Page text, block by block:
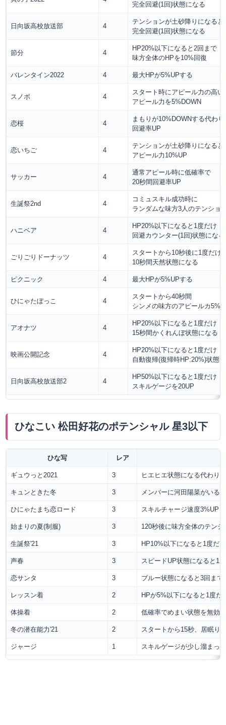
完全回避(1回)状態になる
日向坂高校放送部 4
テンションが土砂降りになると
完全回避(1回)状態になる
節分 4
HP20%以下になると2回まで
味方全体のHPを10%回復
バレンタイン2022 4 最大HPが5%UPする
スノボ 4
スタート時にアピール力の高い
アピール力を5%DOWN
恋桜 4
まもりが10%DOWNする代わり
回避率UP
恋いちご 4
テンションが土砂降りになると
アピール力10%UP
サッカー 4
通常アピール時に低確率で
20秒間回避率UP
生誕祭2nd 4
コミュスキル成功時に
ランダムな味方3人のテンショ
ハニベア 4
HP20%以下になると1度だけ
回避カウンター(1回)状態になる
ごりごりドーナッツ 4
スタートから10秒後に1度だけ
10秒間天然状態になる
ピクニック 4 最大HPが5%UPする
ひにゃたぼっこ 4
スタートから40秒間
シンメの味方のアピールカ
アオナツ 4
HP20%以下になると1度だけ
15秒間かくれんぼ状態になる
映画公開記念 4
HP20%以下になると1度だけ
自動復帰(復帰時HP:20%)状態
日向坂高校放送部2 4
HP50%以下になると1度だけ
スキルゲージを20UP
ひなこい 松田好花のポテンシャル 星3以下
ひな写 レア
ギュウっと2021 3 ヒエヒエ状態になる代わり
キュンときた冬 3 メンバーに河田陽菜がいる
ひにゃたまち恋ロード 3 スキルチャージ速度3%UP
始まりの夏(制服) 3 120秒後に味方全体のテンシ
生誕祭'21 3 HP10%以下になると1度だ
声春 3 スピードUP状態になると1
恋サンタ 3 ブルー状態になると3回ま
レッスン着 2 HPが5%以下になると1度だ
体操着 2 低確率でめまい状態を無効
冬の潜在能力'21 2 スタートから15秒、居眠り
ジャージ 1 スキルゲージが少し溜まっ